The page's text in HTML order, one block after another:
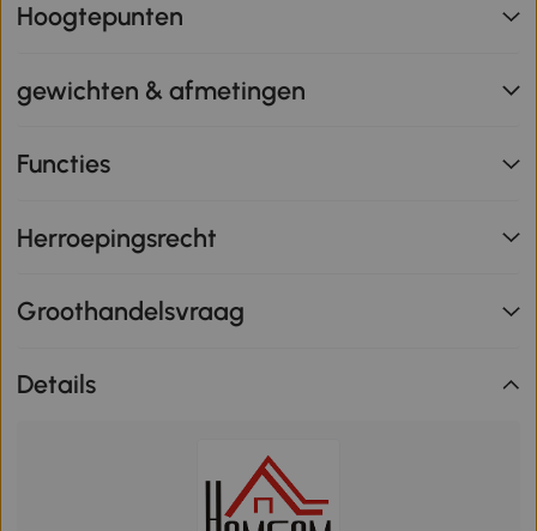
Hoogtepunten
gewichten & afmetingen
Functies
Herroepingsrecht
Groothandelsvraag
Details